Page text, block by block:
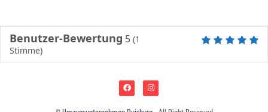
Benutzer-Bewertung 5 (1
Stimme)